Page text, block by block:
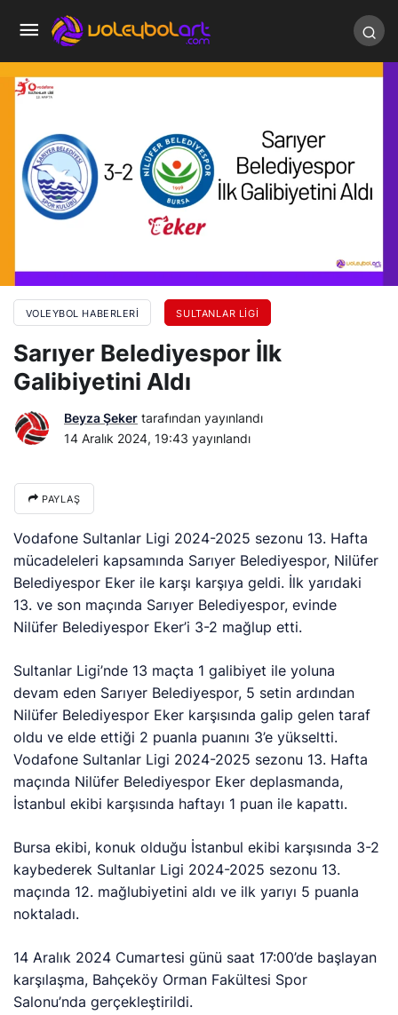
VOLEYBOL HABERLERI SULTANLAR LIGI
Sarıyer Belediyespor İlk
Galibiyetini Aldı
Beyza Şeker tarafından yayınlandı
14 Aralık 2024, 19:43 yayınlandı
PAYLAŞ
Vodafone Sultanlar Ligi 2024-2025 sezonu 13. Hafta
mücadeleleri kapsamında Sarıyer Belediyespor, Nilüfer
Belediyespor Eker ile karşı karşıya geldi. İlk yarıdaki
13. ve son maçında Sarıyer Belediyespor, evinde
Nilüfer Belediyespor Eker’i 3-2 mağlup etti.
Sultanlar Ligi’nde 13 maçta 1 galibiyet ile yoluna
devam eden Sarıyer Belediyespor, 5 setin ardından
Nilüfer Belediyespor Eker karşısında galip gelen taraf
oldu ve elde ettiği 2 puanla puanını 3’e yükseltti.
Vodafone Sultanlar Ligi 2024-2025 sezonu 13. Hafta
maçında Nilüfer Belediyespor Eker deplasmanda,
İstanbul ekibi karşısında haftayı 1 puan ile kapattı.
Bursa ekibi, konuk olduğu İstanbul ekibi karşısında 3-2
kaybederek Sultanlar Ligi 2024-2025 sezonu 13.
maçında 12. mağlubiyetini aldı ve ilk yarıyı 5 puanla
noktaladı.
14 Aralık 2024 Cumartesi günü saat 17:00’de başlayan
karşılaşma, Bahçeköy Orman Fakültesi Spor
Salonu’nda gerçekleştirildi.